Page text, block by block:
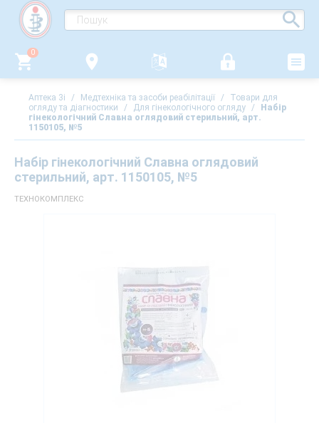
0
Аптека 3i / Медтехніка та засоби реабілітації /
Товари для
огляду та діагностики
/ Для гінекологічного огляду /
Набір
гінекологічний Славна оглядовий стерильний, арт.
1150105, №5
Набір гінекологічний Славна оглядовий
стерильний, арт. 1150105, №5
ТЕХНОКОМПЛЕКС